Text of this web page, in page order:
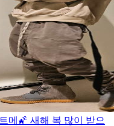
트메🌠 새해 복 많이 받으